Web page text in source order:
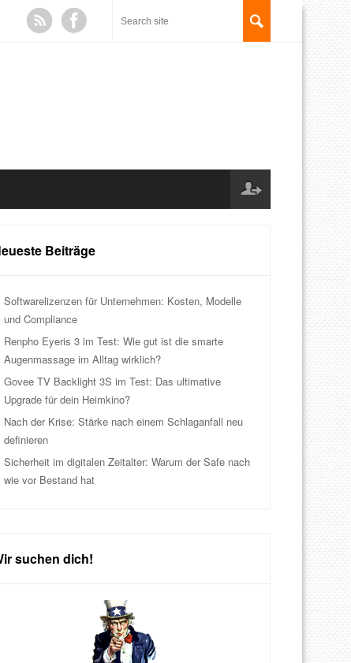
Beiträge
Softwarelizenzen für Unternehmen: Kosten, Modelle
und Compliance
Renpho Eyeris 3 im Test: Wie gut ist die smarte
Augenmassage im Alltag wirklich?
Govee TV Backlight 3S im Test: Das ultimative
Upgrade für dein Heimkino?
Nach der Krise: Stärke nach einem Schlaganfall neu
definieren
Sicherheit im digitalen Zeitalter: Warum der Safe nach
wie vor Bestand hat
suchen dich!